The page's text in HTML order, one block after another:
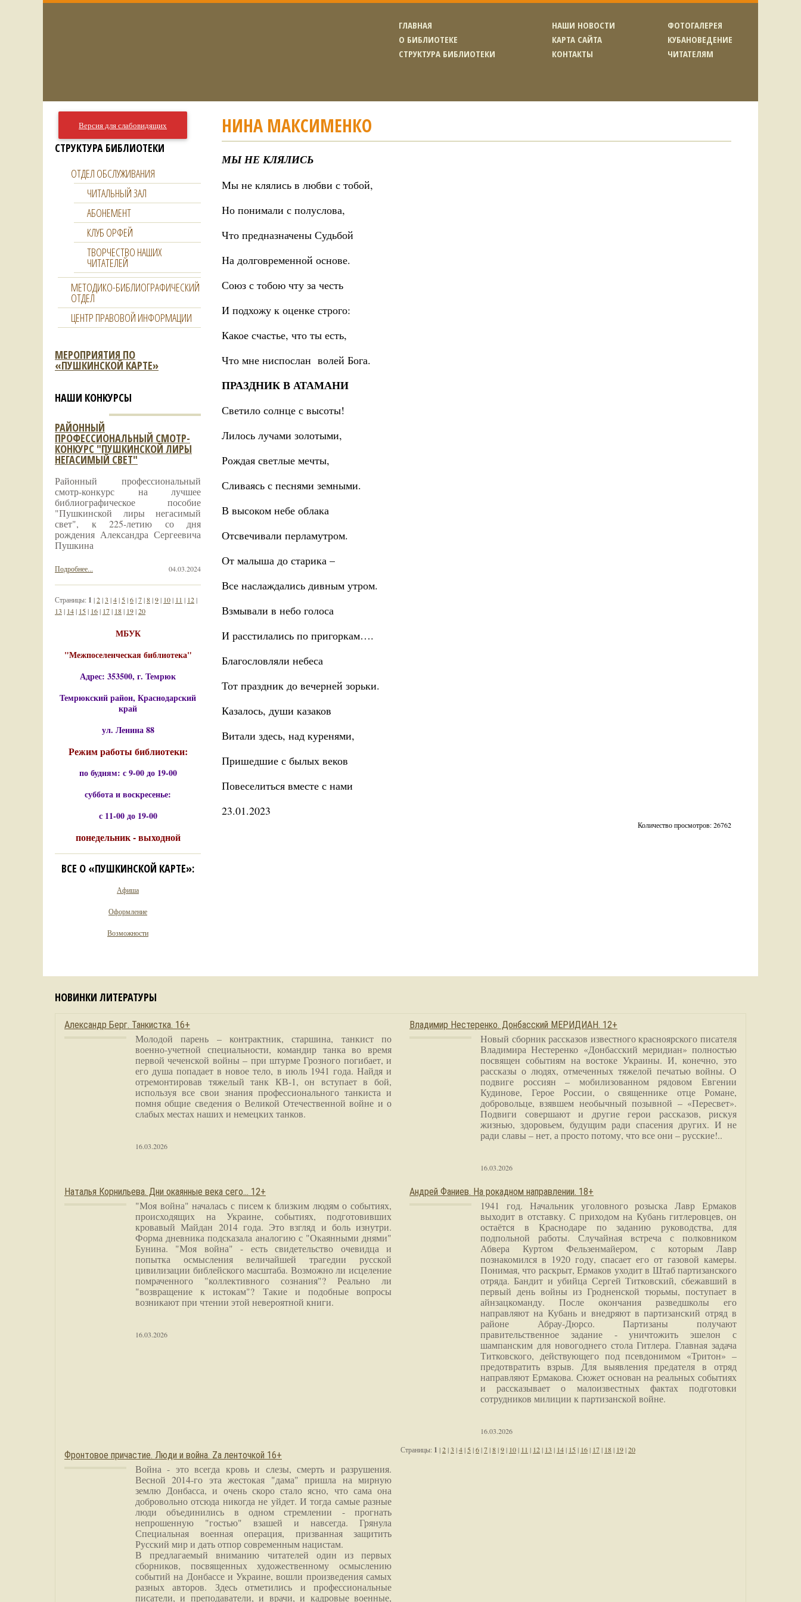
ГЛАВНАЯ
О БИБЛИОТЕКЕ
СТРУКТУРА БИБЛИОТЕКИ
НАШИ НОВОСТИ
КАРТА САЙТА
КОНТАКТЫ
ФОТОГАЛЕРЕЯ
КУБАНОВЕДЕНИЕ
ЧИТАТЕЛЯМ
НИНА МАКСИМЕНКО
МЫ НЕ КЛЯЛИСЬ
Мы не клялись в любви с тобой,
Но понимали с полуслова,
Что предназначены Судьбой
На долговременной основе.
Союз с тобою чту за честь
И подхожу к оценке строго:
Какое счастье, что ты есть,
Что мне ниспослан волей Бога.
ПРАЗДНИК В АТАМАНИ
Светило солнце с высоты!
Лилось лучами золотыми,
Рождая светлые мечты,
Сливаясь с песнями земными.
В высоком небе облака
Отсвечивали перламутром.
От малыша до старика –
Все наслаждались дивным утром.
Взмывали в небо голоса
И расстилались по пригоркам….
Благословляли небеса
Тот праздник до вечерней зорьки.
Казалось, души казаков
Витали здесь, над куренями,
Пришедшие с былых веков
Повеселиться вместе с нами
23.01.2023
Количество просмотров: 26762
Версия для слабовидящих
СТРУКТУРА БИБЛИОТЕКИ
ОТДЕЛ ОБСЛУЖИВАНИЯ
ЧИТАЛЬНЫЙ ЗАЛ
АБОНЕМЕНТ
КЛУБ ОРФЕЙ
ТВОРЧЕСТВО НАШИХ
ЧИТАТЕЛЕЙ
МЕТОДИКО-БИБЛИОГРАФИЧЕСКИЙ
ОТДЕЛ
ЦЕНТР ПРАВОВОЙ ИНФОРМАЦИИ
МЕРОПРИЯТИЯ ПО
«ПУШКИНСКОЙ КАРТЕ»
НАШИ КОНКУРСЫ
РАЙОННЫЙ
ПРОФЕССИОНАЛЬНЫЙ СМОТР-
КОНКУРС "ПУШКИНСКОЙ ЛИРЫ
НЕГАСИМЫЙ СВЕТ"
Районный профессиональный
смотр-конкурс на лучшее
библиографическое пособие
"Пушкинской лиры негасимый
свет", к 225-летию со дня
рождения Александра Сергеевича
Пушкина
04.03.2024
Подробнее...
Страницы: 1 |2|3 |4| 5|6|7|8|9| 10| 11 | 12|
13 | 14| 15| 16| 17| 18| 19|20
МБУК
"Межпоселенческая библиотека"
Адрес: 353500, г. Темрюк
Темрюкский район, Краснодарский
край
ул. Ленина 88
Режим работы библиотеки:
по будням: с 9-00 до 19-00
суббота и воскресенье:
с 11-00 до 19-00
понедельник - выходной
ВСЕ О «ПУШКИНСКОЙ КАРТЕ»:
Афиша
Оформление
Возможности
НОВИНКИ ЛИТЕРАТУРЫ
Александр Берг. Танкистка. 16+
Молодой парень – контрактник, старшина, танкист по
военно-учетной специальности, командир танка во время
первой чеченской войны – при штурме Грозного погибает, и
его душа попадает в новое тело, в июль 1941 года. Найдя и
отремонтировав тяжелый танк КВ-1, он вступает в бой,
используя все свои знания профессионального танкиста и
помня общие сведения о Великой Отечественной войне и о
слабых местах наших и немецких танков.
16.03.2026
Владимир Нестеренко. Донбасский МЕРИДИАН. 12+
Новый сборник рассказов известного красноярского писателя
Владимира Нестеренко «Донбасский меридиан» полностью
посвящен событиям на востоке Украины. И, конечно, это
рассказы о людях, отмеченных тяжелой печатью войны. О
подвиге россиян – мобилизованном рядовом Евгении
Кудинове, Герое России, о священнике отце Романе,
добровольце, взявшем необычный позывной – «Пересвет».
Подвиги совершают и другие герои рассказов, рискуя
жизнью, здоровьем, будущим ради спасения других. И не
ради славы – нет, а просто потому, что все они – русские!..
16.03.2026
Наталья Корнильева. Дни окаянные века сего… 12+
"Моя война" началась с писем к близким людям о событиях,
происходящих на Украине, событиях, подготовивших
кровавый Майдан 2014 года. Это взгляд и боль изнутри.
Форма дневника подсказала аналогию с "Окаянными днями"
Бунина. "Моя война" - есть свидетельство очевидца и
попытка осмысления величайшей трагедии русской
цивилизации библейского масштаба. Возможно ли исцеление
помраченного "коллективного сознания"? Реально ли
"возвращение к истокам"? Такие и подобные вопросы
возникают при чтении этой невероятной книги.
16.03.2026
Андрей Фаниев. На рокадном направлении. 18+
1941 год. Начальник уголовного розыска Лавр Ермаков
выходит в отставку. С приходом на Кубань гитлеровцев, он
остаётся в Краснодаре по заданию руководства, для
подпольной работы. Случайная встреча с полковником
Абвера Куртом Фельзенмайером, с которым Лавр
познакомился в 1920 году, спасает его от газовой камеры.
Понимая, что раскрыт, Ермаков уходит в Штаб партизанского
отряда. Бандит и убийца Сергей Титковский, сбежавший в
первый день войны из Гродненской тюрьмы, поступает в
айнзацкоманду. После окончания разведшколы его
направляют на Кубань и внедряют в партизанский отряд в
районе Абрау-Дюрсо. Партизаны получают
правительственное задание - уничтожить эшелон с
шампанским для новогоднего стола Гитлера. Главная задача
Титковского, действующего под псевдонимом «Тритон» –
предотвратить взрыв. Для выявления предателя в отряд
направляют Ермакова. Сюжет основан на реальных событиях
и рассказывает о малоизвестных фактах подготовки
сотрудников милиции к партизанской войне.
16.03.2026
Фронтовое причастие. Люди и война. Zа ленточкой 16+
Война - это всегда кровь и слезы, смерть и разрушения.
Весной 2014-го эта жестокая "дама" пришла на мирную
землю Донбасса, и очень скоро стало ясно, что сама она
добровольно отсюда никогда не уйдет. И тогда самые разные
люди объединились в одном стремлении - прогнать
непрошенную "гостью" взашей и навсегда. Грянула
Специальная военная операция, призванная защитить
Русский мир и дать отпор современным нацистам.
В предлагаемый вниманию читателей один из первых
сборников, посвященных художественному осмыслению
событий на Донбассе и Украине, вошли произведения самых
разных авторов. Здесь отметились и профессиональные
писатели, и преподаватели, и врачи, и кадровые военные,
Страницы: 1 |2|3 |4| 5 |6|7|8|9| 10| 11 | 12| 13 | 14| 15 | 16| 17| 18| 19|20